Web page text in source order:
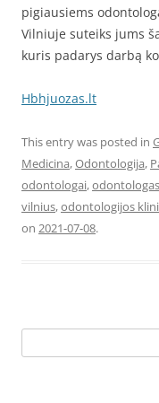
pigiausiems
Vilniuje suteiks jums
kuris padarys darbą
Hbhjuozas.lt
This entry was posted in
Medicina,Odontologija,
odontologai,odontologas
vilnius,odontologijos
on 2021-07-08.
for: